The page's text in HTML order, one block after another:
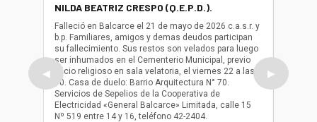
◀
NILDA BEATRIZ CRESPO (Q.E.P.D.).
Falleció en Balcarce el 21 de mayo de 2026 c.a.s.r. y
b.p. Familiares, amigos y demas deudos participan
su fallecimiento. Sus restos son velados para luego
ser inhumados en el Cementerio Municipal, previo
oficio religioso en sala velatoria, el viernes 22 a las
10. Casa de duelo: Barrio Arquitectura N° 70.
Servicios de Sepelios de la Cooperativa de
Electricidad «General Balcarce» Limitada, calle 15
Nº 519 entre 14 y 16, teléfono 42-2404.
ser
oficio
▶